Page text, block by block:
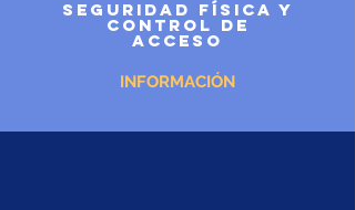
SEGURIDAD FÍSICA Y
CONTROL DE
ACCESO
INFORMACIÓN